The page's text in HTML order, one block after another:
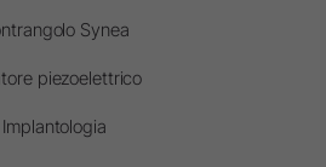
Synea
piezoelettrico
Implantologia